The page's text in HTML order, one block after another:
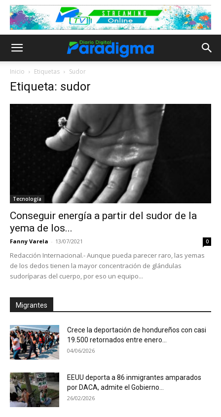
Inicio Etiquetas Sudor
Etiqueta: sudor
Tecnología
Conseguir energía a partir del sudor de la
yema de los...
Fanny Varela - 13/07/2021 0
Redacción Internacional.- Aunque pueda parecer raro, las yemas
de los dedos tienen la mayor concentración de glándulas
sudoríparas del cuerpo, por eso un equipo...
Migrantes
Crece la deportación de hondureños con casi
19.500 retornados entre enero...
04/06/2026
EEUU deporta a 86 inmigrantes amparados
por DACA, admite el Gobierno...
26/02/2026